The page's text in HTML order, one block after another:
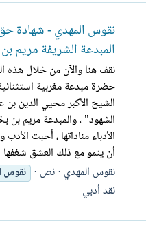
نقوس المهدي - شهادة
المبدعة الشريفة مريم
نقف هنا والآن من خلال هذه
حضرة مبدعة مغربية
الشيخ الأكبر محيي الدين
الشهود" ، والمبدعة مريم بن
الأدباء مناداتها ، أحبت
أن ينمو مع ذلك العشق شغفها
نقوس المهدي نص نقوس
نقد أدبي